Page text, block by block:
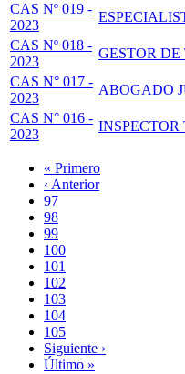
CAS Nº 019 -
2023
CAS Nº 018 -
2023
GESTOR
CAS N° 017 -
2023
ABOGADO
CAS N° 016 -
2023
Paginación
Primera
página
« Primero
Página
anterior
‹ Anterior
Page
97
Page
98
Page
99
Page
100
Página
actual
101
Page
102
Page
103
Page
104
Page
105
Siguiente
página
Siguiente ›
Última
Último »